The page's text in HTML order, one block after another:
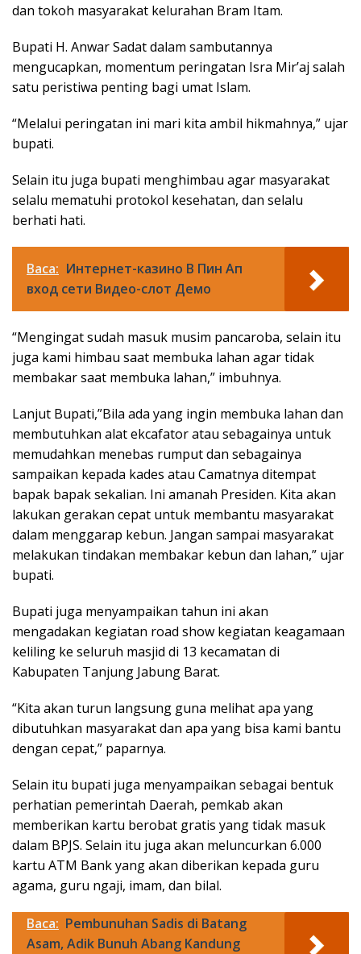
dan tokoh masyarakat kelurahan Bram Itam.
Bupati H. Anwar Sadat dalam sambutannya
mengucapkan, momentum peringatan Isra Mir’aj salah
satu peristiwa penting bagi umat Islam.
“Melalui peringatan ini mari kita ambil hikmahnya,” ujar
bupati.
Selain itu juga bupati menghimbau agar masyarakat
selalu mematuhi protokol kesehatan, dan selalu
berhati hati.
Baca: Интернет-казино В Пин Ап
вход сети Видео-слот Демо
“Mengingat sudah masuk musim pancaroba, selain itu
juga kami himbau saat membuka lahan agar tidak
membakar saat membuka lahan,” imbuhnya.
Lanjut Bupati,”Bila ada yang ingin membuka lahan dan
membutuhkan alat ekcafator atau sebagainya untuk
memudahkan menebas rumput dan sebagainya
sampaikan kepada kades atau Camatnya ditempat
bapak bapak sekalian. Ini amanah Presiden. Kita akan
lakukan gerakan cepat untuk membantu masyarakat
dalam menggarap kebun. Jangan sampai masyarakat
melakukan tindakan membakar kebun dan lahan,” ujar
bupati.
Bupati juga menyampaikan tahun ini akan
mengadakan kegiatan road show kegiatan keagamaan
keliling ke seluruh masjid di 13 kecamatan di
Kabupaten Tanjung Jabung Barat.
“Kita akan turun langsung guna melihat apa yang
dibutuhkan masyarakat dan apa yang bisa kami bantu
dengan cepat,” paparnya.
Selain itu bupati juga menyampaikan sebagai bentuk
perhatian pemerintah Daerah, pemkab akan
memberikan kartu berobat gratis yang tidak masuk
dalam BPJS. Selain itu juga akan meluncurkan 6.000
kartu ATM Bank yang akan diberikan kepada guru
agama, guru ngaji, imam, dan bilal.
Baca: Pembunuhan Sadis di Batang
Asam, Adik Bunuh Abang Kandung